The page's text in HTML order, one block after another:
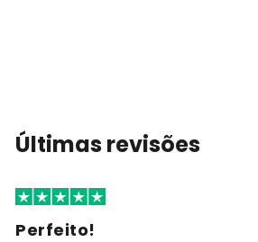
Últimas revisões
Perfeito!